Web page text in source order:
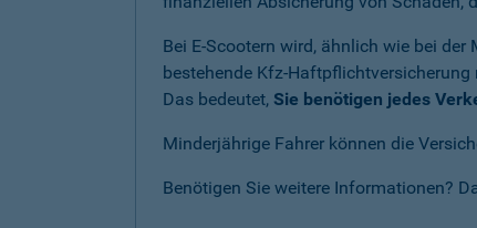
Bei E-Scootern wird, ähnlich wie bei
bestehende Kfz-
Das bedeutet, Sie benötigen jedes
Minderjährige Fahrer können die
Benötigen Sie weitere Informationen?